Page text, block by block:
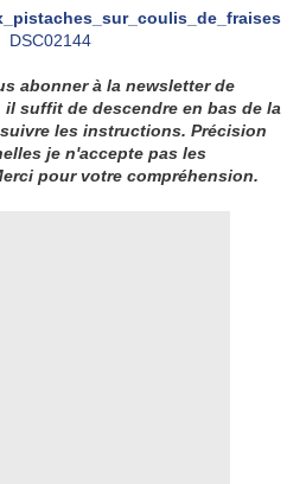
abonner à la newsletter de
il suffit de descendre en bas de la
les instructions. Précision
je n'accepte pas les
pour votre compréhension.